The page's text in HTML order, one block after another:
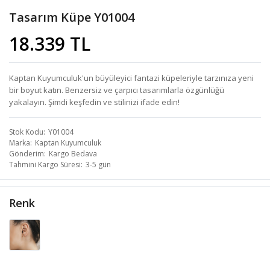
Tasarım Küpe Y01004
18.339 TL
Kaptan Kuyumculuk'un büyüleyici fantazi küpeleriyle tarzınıza yeni
bir boyut katın. Benzersiz ve çarpıcı tasarımlarla özgünlüğü
yakalayın. Şimdi keşfedin ve stilinizi ifade edin!
Stok Kodu Y01004
Marka Kaptan Kuyumculuk
Gönderim Kargo Bedava
Tahmini Kargo Süresi 3-5 gün
Renk